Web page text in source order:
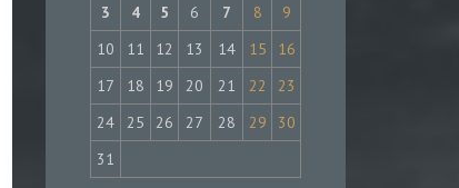
3
4 5 6 7 8
9
10
11 12 13 14 15
16
17
18 19 20 21 22
23
24
25 26 27 28 29
30
31